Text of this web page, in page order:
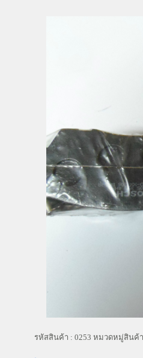
รหัสสินค้า : 0253 หมวดหมู่สินค้